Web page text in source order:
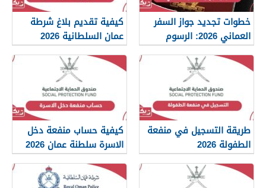
خطوات تجديد جواز السفر
العماني 2026: الرسوم
والمستندات المطلوبة
كيفية تقديم بلاغ شرطة
عمان السلطانية 2026
طريقة التسجيل في منفعة
الطفولة 2026
كيفية حساب منفعة دخل
الاسرة سلطنة عمان 2026